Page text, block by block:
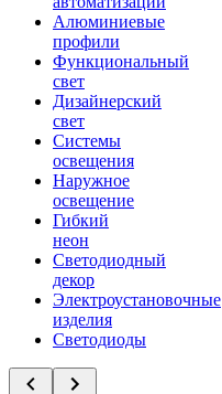
Алюминиевые
профили
Функциональный
свет
Дизайнерский
свет
Системы
освещения
Наружное
освещение
Гибкий
неон
Светодиодный
декор
Электроустановочные
изделия
Светодиоды